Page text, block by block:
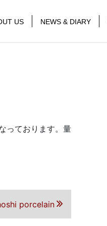
US NEWS & DIARY
っております。量
porcelain